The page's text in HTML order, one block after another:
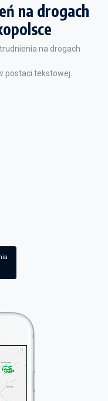
na drogach
na drogach
postaci tekstowej.